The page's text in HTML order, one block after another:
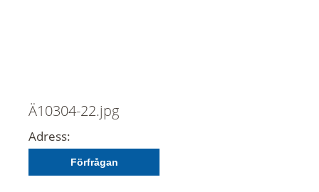
Ä10304-22.jpg
Adress:
Förfrågan